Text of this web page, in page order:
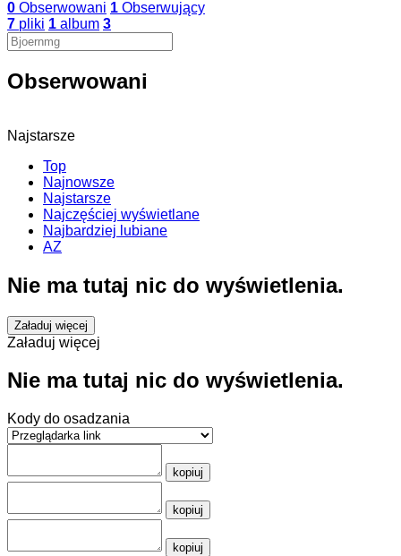
0 Obserwowani 1 Obserwujący
7 pliki 1 album 3
Obserwowani
Najstarsze
Top
Najnowsze
Najstarsze
Najczęściej wyświetlane
Najbardziej lubiane
AZ
Nie ma tutaj nic do wyświetlenia.
Załaduj więcej
Załaduj więcej
Nie ma tutaj nic do wyświetlenia.
Kody do osadzania
kopiuj
kopiuj
kopiuj